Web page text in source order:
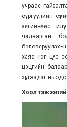
учраас
сургуулийн
зөгийнөөс
чадвартай
хаяа нэг цус
цэцгийн
хүртээдэг нь
Хоол